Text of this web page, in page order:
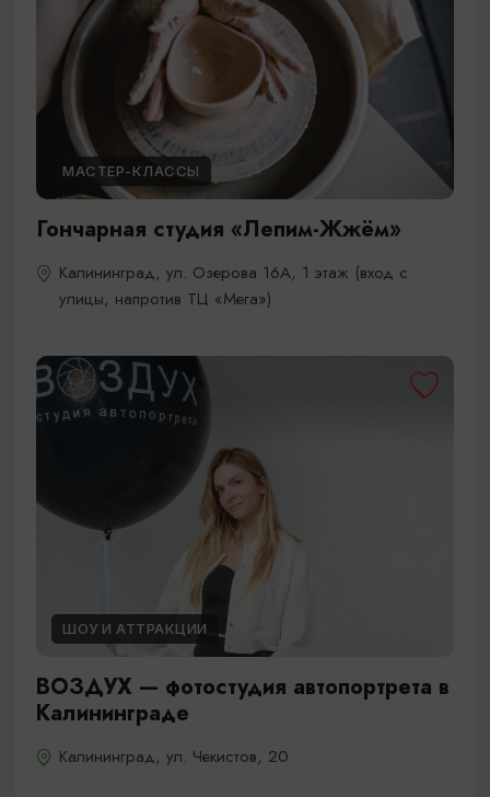
МАСТЕР-КЛАССЫ
Гончарная студия «Лепим-Жжём»
Калининград, ул. Озерова 16А, 1 этаж (вход с
улицы, напротив ТЦ «Мега»)
ШОУ И АТТРАКЦИИ
ВОЗДУХ — фотостудия автопортрета в
Калининграде
Калининград, ул. Чекистов, 20